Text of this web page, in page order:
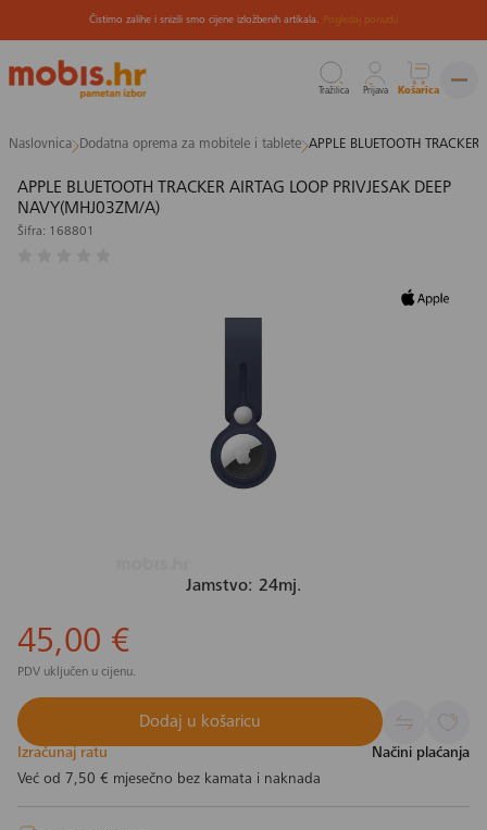
na
Čistimo zalihe i snizili smo cijene izložbenih artikala. Pogledaj ponudu
Tražilica Prijava Košarica
Naslovnica Dodatna oprema za mobitele i tablete APPLE BLUETOOTH
APPLE BLUETOOTH TRACKER AIRTAG LOOP PRIVJESAK DEEP
NAVY(MHJ03ZM/A)
Šifra: 168801
Jamstvo: 24mj.
45,00 €
PDV uključen u cijenu.
Dodaj u košaricu
Izračunaj ratu
Načini plaćanja
Već od 7,50 € mjesečno bez kamata i naknada